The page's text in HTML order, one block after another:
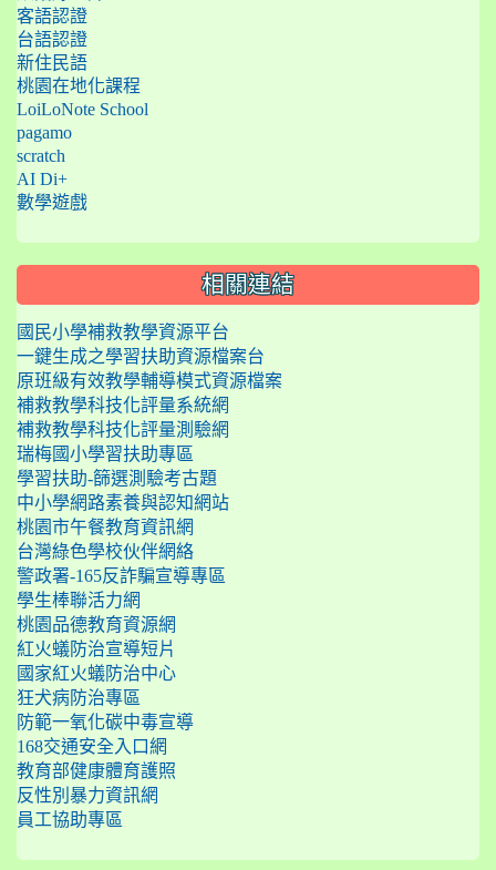
客語認證
台語認證
新住民語
桃園在地化課程
LoiLoNote School
pagamo
scratch
AI Di+
數學遊戲
相關連結
國民小學補救教學資源平台
一鍵生成之學習扶助資源檔案台
原班級有效教學輔導模式資源檔案
補救教學科技化評量系統網
補救教學科技化評量測驗網
瑞梅國小學習扶助專區
學習扶助-篩選測驗考古題
中小學網路素養與認知網站
桃園市午餐教育資訊網
台灣綠色學校伙伴網絡
警政署-165反詐騙宣導專區
學生棒聯活力網
桃園品德教育資源網
紅火蟻防治宣導短片
國家紅火蟻防治中心
狂犬病防治專區
防範一氧化碳中毒宣導
168交通安全入口網
教育部健康體育護照
反性別暴力資訊網
員工協助專區